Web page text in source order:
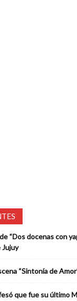
“Dos docenas con
Jujuy
“Sintonía de
que fue su último